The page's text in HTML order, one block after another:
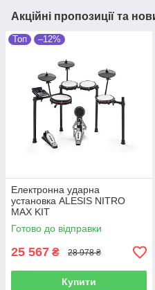
Акційні пропозиції та
Топ –12%
Електронна ударна
установка ALESIS NITRO
MAX KIT
Готово до відправки
25 567 ₴ 28 978 ₴
Купити